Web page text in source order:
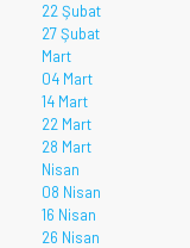
22 Şubat
27 Şubat
Mart
04 Mart
14 Mart
22 Mart
28 Mart
Nisan
08 Nisan
16 Nisan
26 Nisan